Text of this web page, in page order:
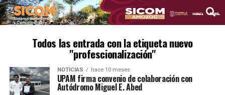
Todos las entrada con la etiqueta nuevo
"profescionalización"
NOTICIAS hace 10 meses
UPAM firma convenio de colaboración con
Autódromo Miguel E. Abed